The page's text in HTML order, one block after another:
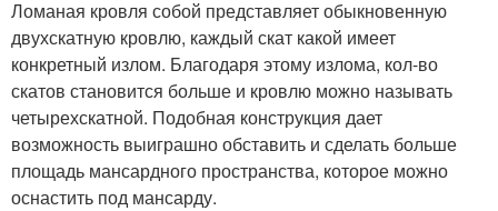
Ломаная кровля собой представляет обыкновенную
двухскатную кровлю, каждый скат какой имеет
конкретный излом. Благодаря этому излома, кол-во
скатов становится больше и кровлю можно называть
четырехскатной. Подобная конструкция дает
возможность выиграшно обставить и сделать больше
площадь мансардного пространства, которое можно
оснастить под мансарду.